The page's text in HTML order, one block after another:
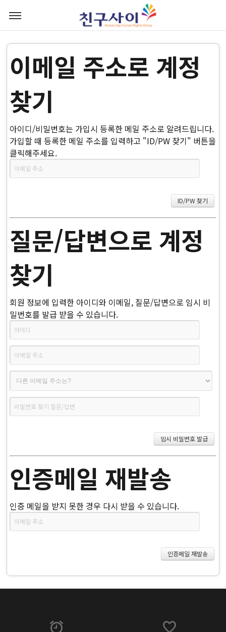
이메일 주소로 계정
찾기
아이디/비밀번호는 가입시 등록한 메일 주소로 알려드립니다.
가입할 때 등록한 메일 주소를 입력하고 "ID/PW 찾기" 버튼을
클릭해주세요.
질문/답변으로 계정
찾기
회원 정보에 입력한 아이디와 이메일, 질문/답변으로 임시 비
밀번호를 발급 받을 수 있습니다.
인증메일 재발송
인증 메일을 받지 못한 경우 다시 받을 수 있습니다.